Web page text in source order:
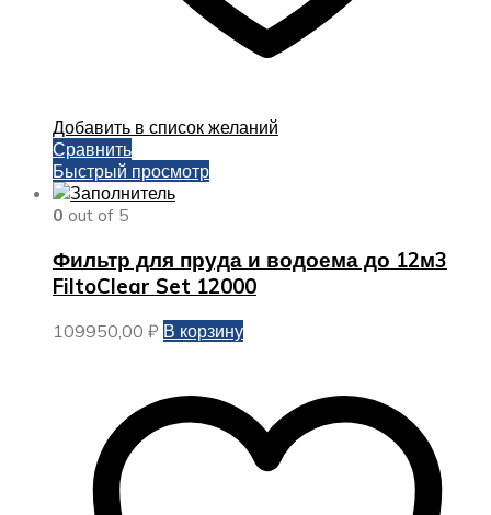
Добавить в список желаний
Сравнить
Быстрый просмотр
0 out of 5
Фильтр для пруда и водоема до 12м3
FiltoClear Set 12000
109950,00 ₽ В корзину